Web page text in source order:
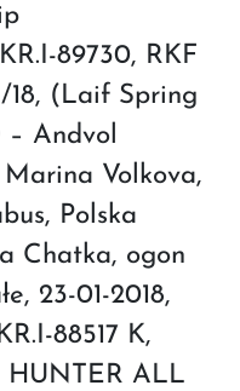
89730, RKF
18, (Laif Spring
– Andvol
Volkova,
Polska
Chatka, ogon
23-01-2018,
88517 K,
HUNTER ALL